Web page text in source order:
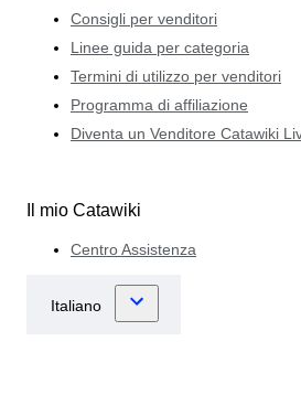
Consigli per venditori
Linee guida per categoria
Termini di utilizzo per venditori
Programma di affiliazione
Diventa un Venditore Catawiki
Il mio Catawiki
Centro Assistenza